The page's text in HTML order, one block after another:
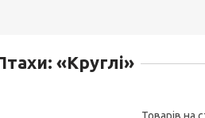
«Круглі»